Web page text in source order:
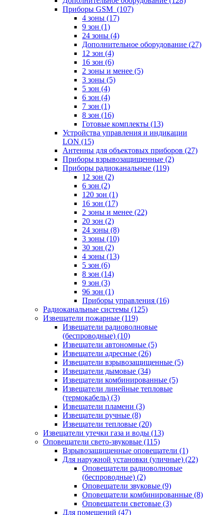
Приборы GSM (107)
4 зоны (17)
9 зон (1)
24 зоны (4)
Дополнительное оборудование (27)
12 зон (4)
16 зон (6)
2 зоны и менее (5)
3 зоны (5)
5 зон (4)
6 зон (4)
7 зон (1)
8 зон (16)
Готовые комплекты (13)
Устройства управления и индикации
LON (15)
Антенны для объектовых приборов (27)
Приборы взрывозащищенные (2)
Приборы радиоканальные (119)
12 зон (2)
6 зон (2)
120 зон (1)
16 зон (17)
2 зоны и менее (22)
20 зон (2)
24 зоны (8)
3 зоны (10)
30 зон (2)
4 зоны (13)
5 зон (6)
8 зон (14)
9 зон (3)
96 зон (1)
Приборы управления (16)
Радиоканальные системы (125)
Извещатели пожарные (119)
Извещатели радиоволновые
(беспроводные) (10)
Извещатели автономные (5)
Извещатели адресные (26)
Извещатели взрывозащищенные (5)
Извещатели дымовые (34)
Извещатели комбинированные (5)
Извещатели линейные тепловые
(термокабель) (3)
Извещатели пламени (3)
Извещатели ручные (8)
Извещатели тепловые (20)
Извещатели утечки газа и воды (13)
Оповещатели свето-звуковые (115)
Взрывозащищенные оповещатели (1)
Для наружной установки (уличные) (22)
Оповещатели радиоволновые
(беспроводные) (2)
Оповещатели звуковые (9)
Оповещатели комбинированные (8)
Оповещатели световые (3)
Для помещений (47)